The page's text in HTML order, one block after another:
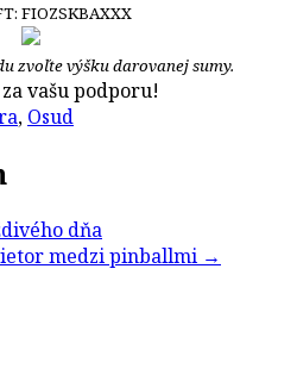
FIOZSKBAXXX
zvoľte výšku darovanej sumy.
vašu podporu!
, Osud
dňa
medzi pinballmi →